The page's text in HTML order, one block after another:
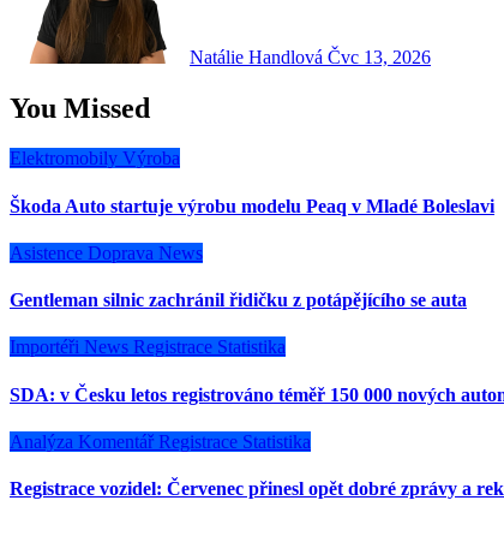
Natálie Handlová Čvc 13, 2026
You Missed
Elektromobily Výroba
Škoda Auto startuje výrobu modelu Peaq v Mladé Boleslavi
Asistence Doprava News
Gentleman silnic zachránil řidičku z potápějícího se auta
Importéři News Registrace Statistika
SDA: v Česku letos registrováno téměř 150 000 nových
Analýza Komentář Registrace Statistika
Registrace vozidel: Červenec přinesl opět dobré zprávy a